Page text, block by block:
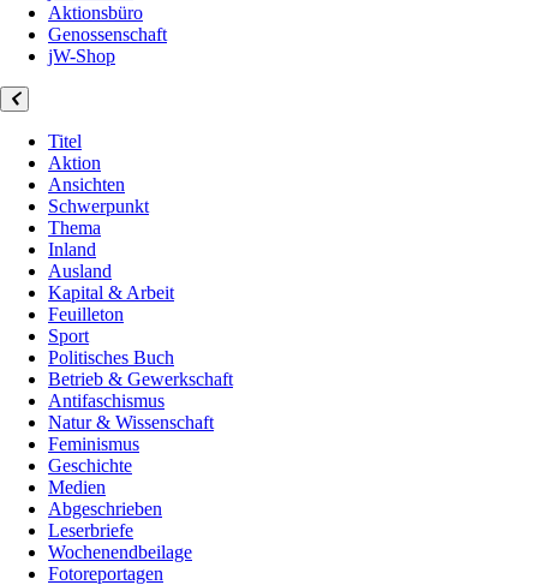
Aktionsbüro
Genossenschaft
jW-Shop
Titel
Aktion
Ansichten
Schwerpunkt
Thema
Inland
Ausland
Kapital & Arbeit
Feuilleton
Sport
Politisches Buch
Betrieb & Gewerkschaft
Antifaschismus
Natur & Wissenschaft
Feminismus
Geschichte
Medien
Abgeschrieben
Leserbriefe
Wochenendbeilage
Fotoreportagen